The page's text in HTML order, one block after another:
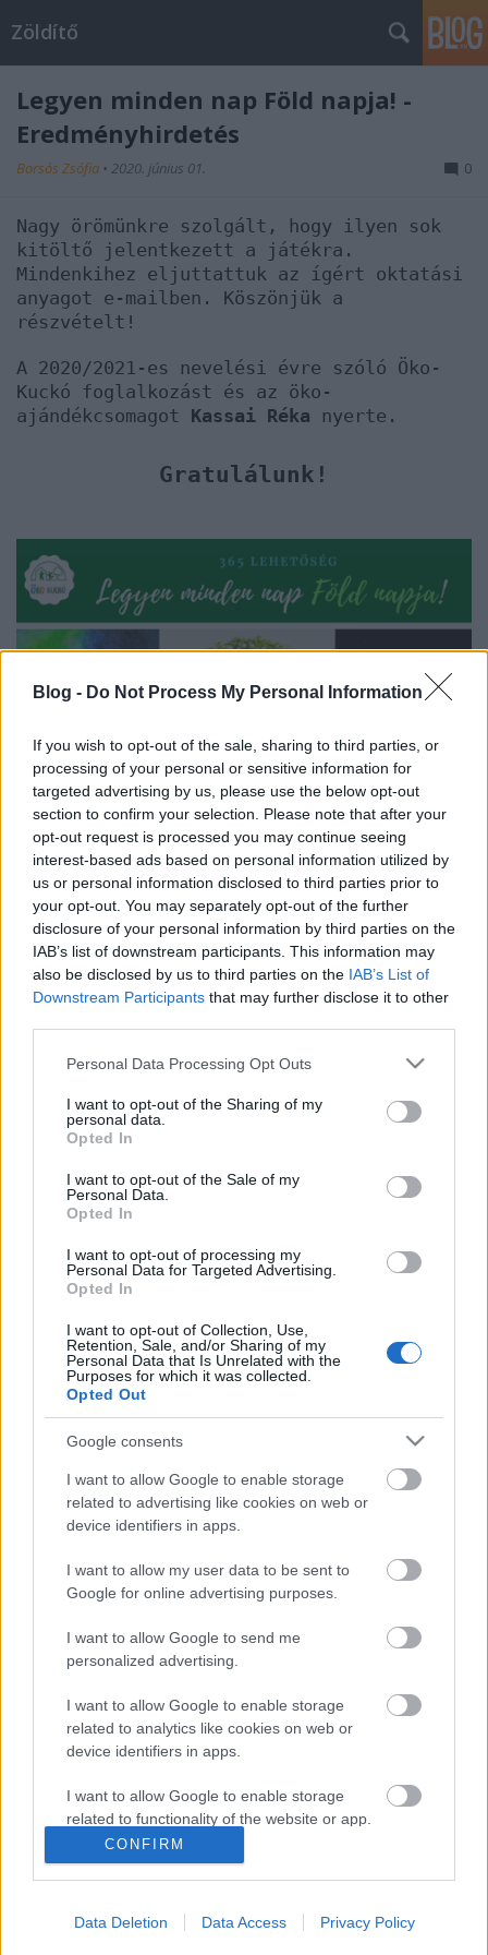
Blog - Do Not Process My Personal Information
If you wish to opt-out of the sale, sharing to third parties, or
processing of your personal or sensitive information for
targeted advertising by us, please use the below opt-out
section to confirm your selection. Please note that after your
opt-out request is processed you may continue seeing
interest-based ads based on personal information utilized by
us or personal information disclosed to third parties prior to
your opt-out. You may separately opt-out of the further
disclosure of your personal information by third parties on the
IAB’s list of downstream participants. This information may
also be disclosed by us to third parties on the IAB’s List of
Downstream Participants that may further disclose it to other
Please note that this website/app uses one or more Google
not limited to your visit or usage behaviour. You may click to
grant or deny consent to Google and its third-party tags to
use your data for below specified purposes in below Google
consent section.
Personal Data Processing Opt Outs
I want to opt-out of the Sharing of my
personal data.
Opted In
I want to opt-out of the Sale of my
Personal Data.
Opted In
I want to opt-out of processing my
Personal Data for Targeted Advertising.
Opted In
I want to opt-out of Collection, Use,
Retention, Sale, and/or Sharing of my
Personal Data that Is Unrelated with the
Purposes for which it was collected.
Opted Out
Google consents
I want to allow Google to enable storage
related to advertising like cookies on web or
device identifiers in apps.
I want to allow my user data to be sent to
Google for online advertising purposes.
I want to allow Google to send me
personalized advertising.
I want to allow Google to enable storage
related to analytics like cookies on web or
device identifiers in apps.
I want to allow Google to enable storage
related to functionality of the website or app.
I want to allow Google to enable storage
related to personalization.
I want to allow Google to enable storage
CONFIRM
Data Deletion Data Access Privacy Policy
Zöldítő
Legyen minden nap Föld napja! -
Eredményhirdetés
Borsós Zsófia • 2020. június 01. 0
Nagy örömünkre szolgált, hogy ilyen sok
kitöltő jelentkezett a játékra.
Mindenkihez eljuttattuk az ígért oktatási
anyagot e-mailben. Köszönjük a
részvételt!
A 2020/2021-es nevelési évre szóló Öko-
Kuckó foglalkozást és az öko-
ajándékcsomagot Kassai Réka nyerte.
Gratulálunk!
A képválogatásban szereplő képek forrása:
Canva
Címkék:nyereményjáték
Kuka-fogyókúra_(kvíz)játék
Édes emlékek - nosztalgiázz az Öko-
Kuckóval és nyerj sütit!
"Így kapcsolódunk az Európai Mobilitási
eredményhirdetés
Bombini és barátai kertje - kézikönyv
kertbarátoknak [letölthető kiadvány] és
nyereményjáték
"Így kapcsolódunk az Európai Mobilitási
Héthez" 2024 - felhívás és
nyereményjáték